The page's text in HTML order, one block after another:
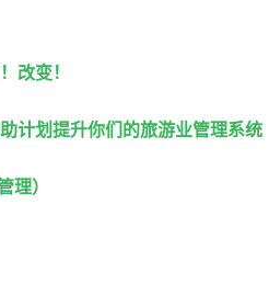
改变！
计划提升你们的旅游业管理系统
）